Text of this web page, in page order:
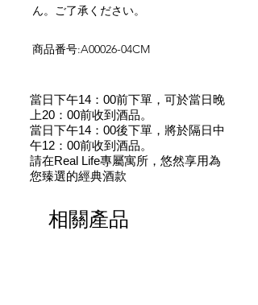
ん。ご了承ください。
商品番号:A00026-04CM
當日下午14：00前下單，可於當日晚
上20：00前收到酒品。
當日下午14：00後下單，將於隔日中
午12：00前收到酒品。
請在Real Life專屬寓所，悠然享用為
您臻選的經典酒款
相關產品